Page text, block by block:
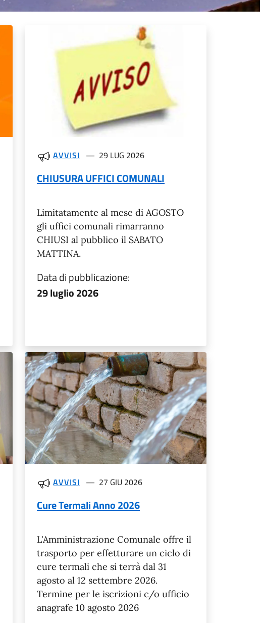
AVVISI 29 LUG 2026
CHIUSURA UFFICI COMUNALI
Limitatamente al mese di AGOSTO
gli uffici comunali rimarranno
CHIUSI al pubblico il SABATO
MATTINA.
Data di pubblicazione:
29 luglio 2026
AVVISI 27 GIU 2026
Cure Termali Anno 2026
L'Amministrazione Comunale offre il
trasporto per effetturare un ciclo di
cure termali che si terrà dal 31
agosto al 12 settembre 2026.
Termine per le iscrizioni c/o ufficio
anagrafe 10 agosto 2026